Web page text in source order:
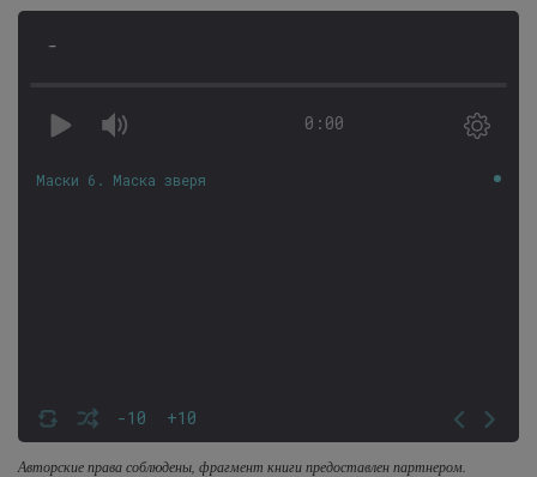
-
0:00
-10 +10
Маски 6. Маска зверя
Авторские права соблюдены, фрагмент книги предоставлен партнером.